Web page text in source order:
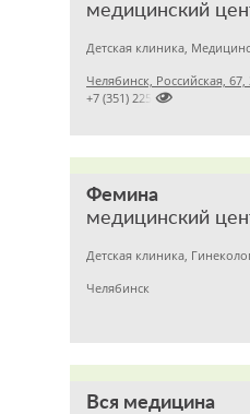
медицинский
Челябинск, Российская, 67,

+7 (351) 2256145
Фемина
медицинский
Детская клиника,
Челябинск
Вся медицина